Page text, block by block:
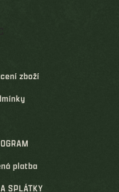
zboží
platba
SPLÁTKY